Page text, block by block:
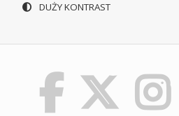
DUŻY KONTRAST